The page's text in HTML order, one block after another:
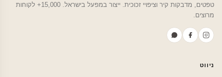
טפטים, מדבקות קיר וציפויי זכוכית. ייצור במפעל בישראל. 15,000+ לקוחות
מרוצים.
ניווט